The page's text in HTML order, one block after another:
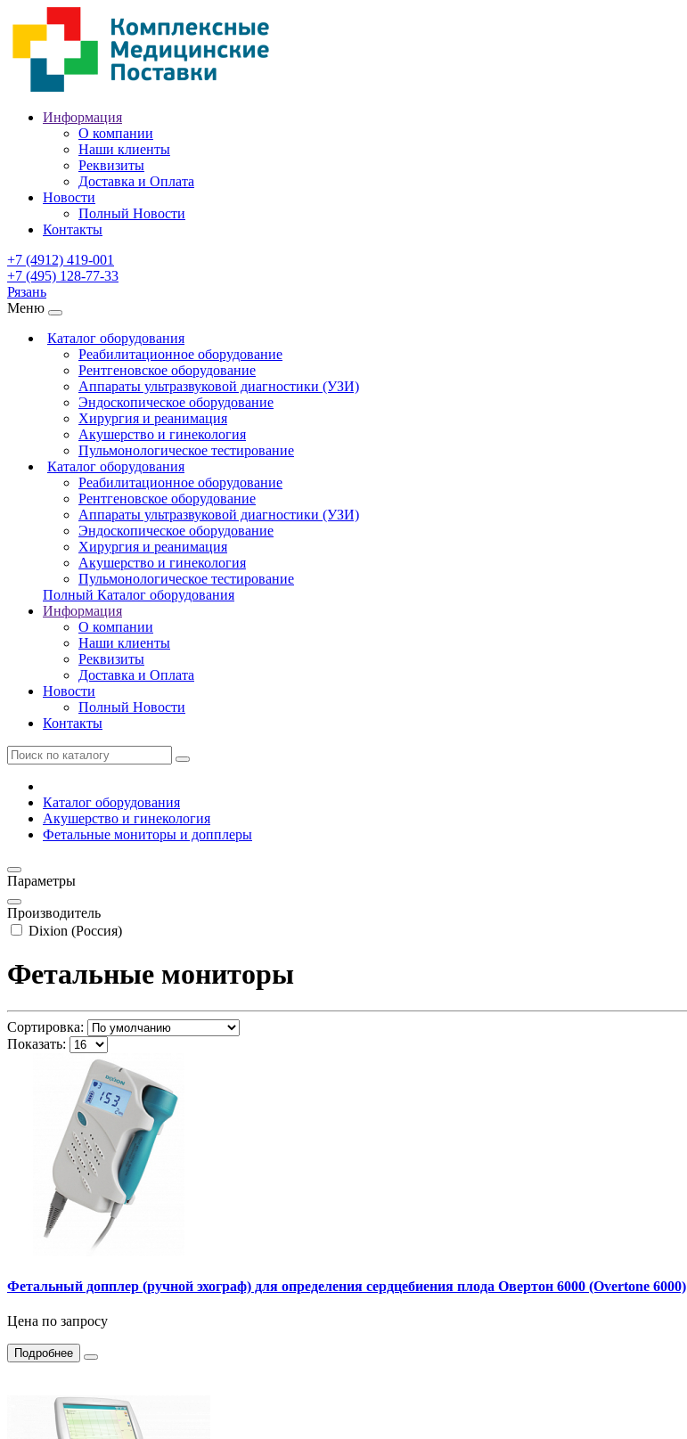
Информация
О компании
Наши клиенты
Реквизиты
Доставка и Оплата
Новости
Полный Новости
Контакты
+7 (4912) 419-001
+7 (495) 128-77-33
Рязань
Меню
Каталог оборудования
Реабилитационное оборудование
Рентгеновское оборудование
Аппараты ультразвуковой диагностики (УЗИ)
Эндоскопическое оборудование
Хирургия и реанимация
Акушерство и гинекология
Пульмонологическое тестирование
Каталог оборудования
Реабилитационное оборудование
Рентгеновское оборудование
Аппараты ультразвуковой диагностики (УЗИ)
Эндоскопическое оборудование
Хирургия и реанимация
Акушерство и гинекология
Пульмонологическое тестирование
Полный Каталог оборудования
Информация
О компании
Наши клиенты
Реквизиты
Доставка и Оплата
Новости
Полный Новости
Контакты
Каталог оборудования
Акушерство и гинекология
Фетальные мониторы и допплеры
Параметры
Производитель
Dixion (Россия)
Фетальные мониторы
Сортировка:
Показать:
Фетальный допплер (ручной эхограф) для определения сердцебиения плода Овертон 6000 (Overtone 6000)
Цена по запросу
Подробнее